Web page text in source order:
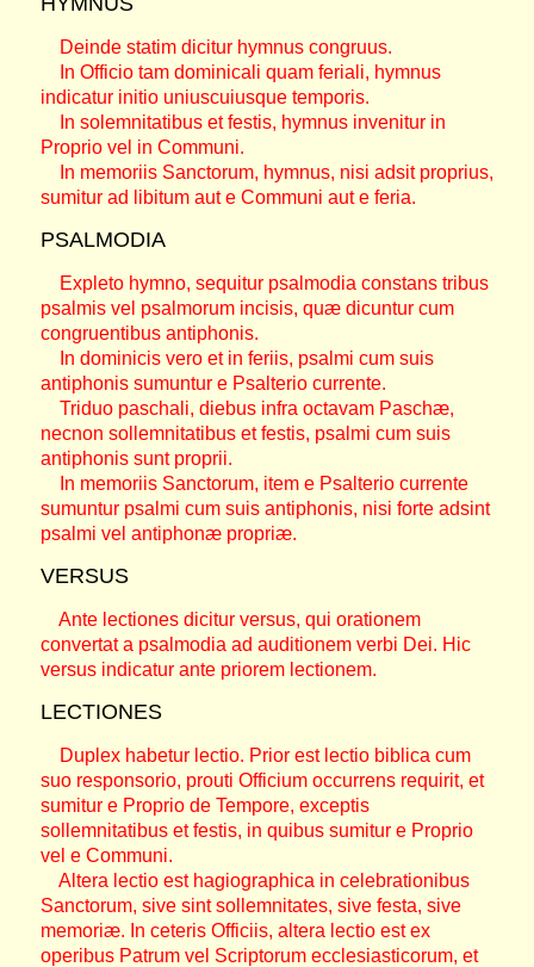
Deinde statim dicitur hymnus congruus.
In Officio tam dominicali quam feriali, hymnus
indicatur initio uniuscuiusque temporis.
In solemnitatibus et festis, hymnus invenitur in
Proprio vel in Communi.
In memoriis Sanctorum, hymnus, nisi adsit proprius,
sumitur ad libitum aut e Communi aut e feria.
PSALMODIA
Expleto hymno, sequitur psalmodia constans tribus
psalmis vel psalmorum incisis, quæ dicuntur cum
congruentibus antiphonis.
In dominicis vero et in feriis, psalmi cum suis
antiphonis sumuntur e Psalterio currente.
Triduo paschali, diebus infra octavam Paschæ,
necnon sollemnitatibus et festis, psalmi cum suis
antiphonis sunt proprii.
In memoriis Sanctorum, item e Psalterio currente
sumuntur psalmi cum suis antiphonis, nisi forte adsint
psalmi vel antiphonæ propriæ.
VERSUS
Ante lectiones dicitur versus, qui orationem
convertat a psalmodia ad auditionem verbi Dei. Hic
versus indicatur ante priorem lectionem.
LECTIONES
Duplex habetur lectio. Prior est lectio biblica cum
suo responsorio, prouti Officium occurrens requirit, et
sumitur e Proprio de Tempore, exceptis
sollemnitatibus et festis, in quibus sumitur e Proprio
vel e Communi.
Altera lectio est hagiographica in celebrationibus
Sanctorum, sive sint sollemnitates, sive festa, sive
memoriæ. In ceteris Officiis, altera lectio est ex
operibus Patrum vel Scriptorum ecclesiasticorum, et